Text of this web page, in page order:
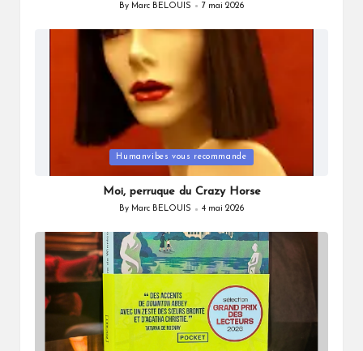
Posted
By Marc BELOUIS 7 mai 2026
in
Humanvibes vous recommande
Moi, perruque du Crazy Horse
Posted
By Marc BELOUIS 4 mai 2026